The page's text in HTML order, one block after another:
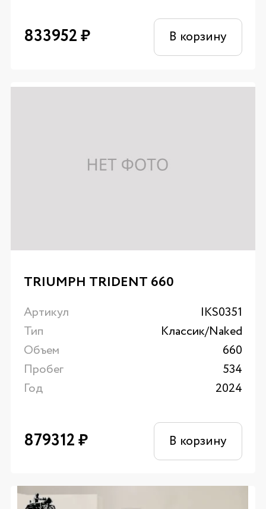
833952₽ В корзину
TRIUMPH TRIDENT 660
Артикул
IKS0351
Тип
Классик/Naked
Объем
660
Пробег
534
Год
2024
879312₽ В корзину